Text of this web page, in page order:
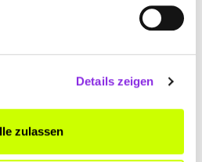
Details zeigen
zulassen
Tauberbischofsheim DE